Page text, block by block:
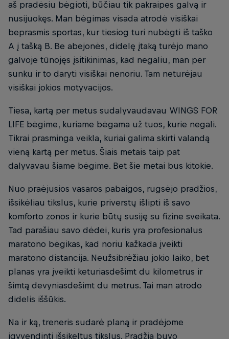
aš pradėsiu bėgioti, būčiau tik pakraipes galvą ir
nusijuokęs. Man bėgimas visada atrodė visiškai
beprasmis sportas, kur tiesiog turi nubėgti iš taško
A į tašką B. Be abejonės, didelę įtaką turėjo mano
galvoje tūnojęs įsitikinimas, kad negaliu, man per
sunku ir to daryti visiškai nenoriu. Tam neturėjau
visiškai jokios motyvacijos.
Tiesa, kartą per metus sudalyvaudavau WINGS FOR
LIFE bėgime, kuriame bėgama už tuos, kurie negali.
Tikrai prasminga veikla, kuriai galima skirti valandą
vieną kartą per metus. Šiais metais taip pat
dalyvavau šiame bėgime. Bet šie metai bus kitokie.
Nuo praėjusios vasaros pabaigos, rugsėjo pradžios,
išsikėliau tikslus, kurie priverstų išlipti iš savo
komforto zonos ir kurie būtų susiję su fizine sveikata.
Tad parašiau savo dėdei, kuris yra profesionalus
maratono bėgikas, kad noriu kažkada įveikti
maratono distancija. Neužsibrėžiau jokio laiko, bet
planas yra įveikti keturiasdešimt du kilometrus ir
šimtą devyniasdešimt du metrus. Tai man atrodo
didelis iššūkis.
Na ir ką, treneris sudarė planą ir pradėjome
įgyvendinti išsikeltus tikslus. Pradžia buvo